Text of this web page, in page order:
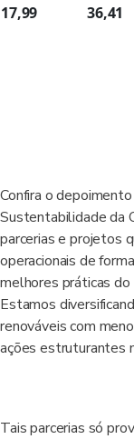
17,99 36,41
Confira o
Sustentabilidade da
parcerias e projetos
operacionais de
melhores práticas do
Estamos
renováveis com
ações estruturantes
Tais parcerias só